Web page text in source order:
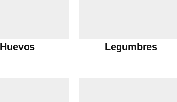
Huevos Legumbres